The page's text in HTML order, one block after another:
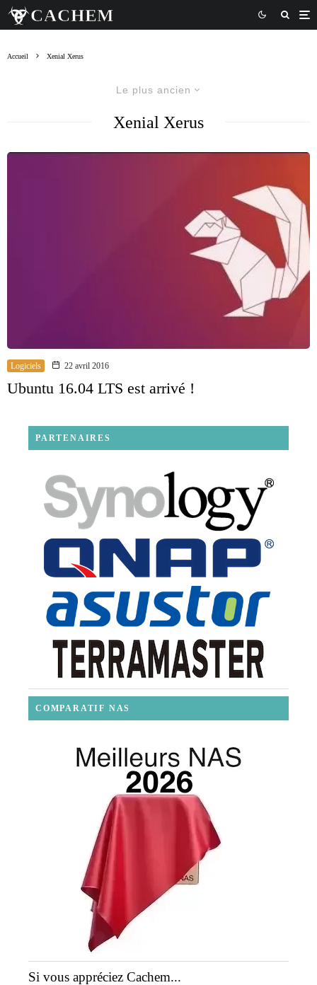
Accueil Xenial Xerus
Le plus ancien
Xenial Xerus
Logiciels 22 avril 2016
Ubuntu 16.04 LTS est arrivé !
PARTENAIRES
COMPARATIF NAS
Si vous appréciez Cachem...